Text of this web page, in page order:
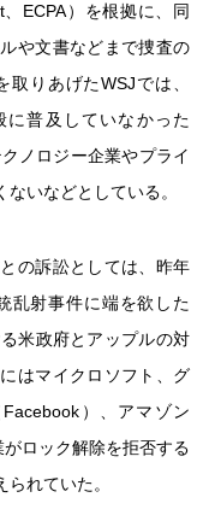
、ECPA）を根拠に、同
や文書などまで捜査の
りあげたWSJでは、
に普及していなかった
ノロジー企業やプライ
いなどとしている。
の訴訟としては、昨年
乱射事件に端を欲した
米政府とアップルの対
はマイクロソフト、グ
）、アマゾン
がロック解除を拒否する
れていた。